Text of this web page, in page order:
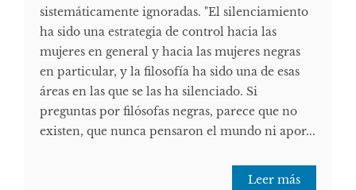
sistemáticamente ignoradas. "El silenciamiento
ha sido una estrategia de control hacia las
mujeres en general y hacia las mujeres negras
en particular, y la filosofía ha sido una de esas
áreas en las que se las ha silenciado. Si
preguntas por filósofas negras, parece que no
existen, que nunca pensaron el mundo ni apor...
Leer más